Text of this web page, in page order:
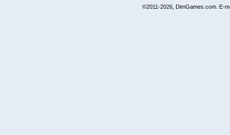
©2011-2026, DimGames.com. E-